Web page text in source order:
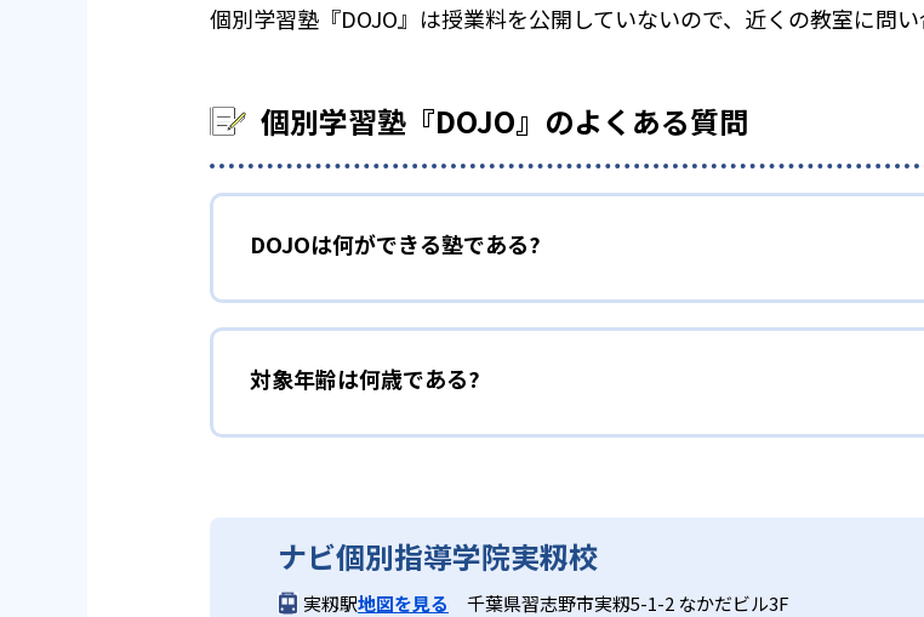
個別学習塾『DOJO』は授業料を公開していないので、近くの教室に問い
個別学習塾『DOJO』のよくある質問
DOJOは何ができる塾である?
対象年齢は何歳である?
ナビ個別指導学院実籾校
実籾駅地図を見る 千葉県習志野市実籾5-1-2 なかだビル3F